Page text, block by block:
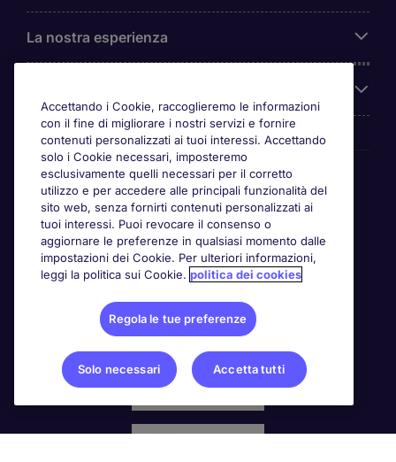
La nostra esperienza
Awards
Accettando i Cookie, raccoglieremo le informazioni
con il fine di migliorare i nostri servizi e fornire
contenuti personalizzati ai tuoi interessi. Accettando
solo i Cookie necessari, imposteremo
esclusivamente quelli necessari per il corretto
utilizzo e per accedere alle principali funzionalità del
sito web, senza fornirti contenuti personalizzati ai
tuoi interessi. Puoi revocare il consenso o
aggiornare le preferenze in qualsiasi momento dalle
impostazioni dei Cookie. Per ulteriori informazioni,
leggi la politica sui Cookie. politica dei cookies
Regola le tue preferenze
Solo necessari Accetta tutti